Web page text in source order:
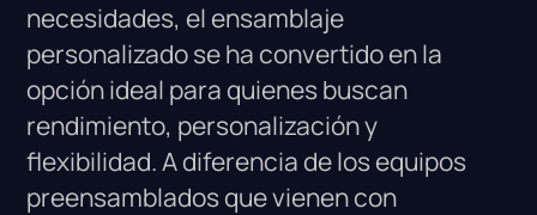
necesidades, el ensamblaje
personalizado se ha convertido en la
opción ideal para quienes buscan
rendimiento, personalización y
flexibilidad. A diferencia de los equipos
preensamblados que vienen con